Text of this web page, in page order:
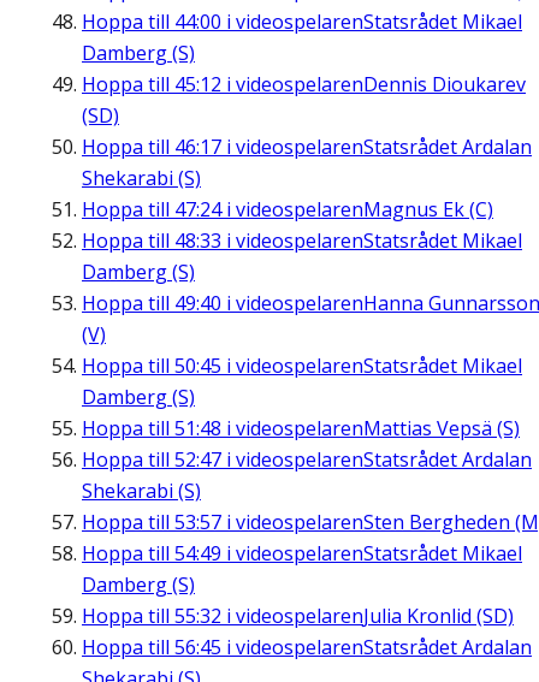
Hoppa till 44:00 i videospelarenStatsrådet Mikael
Damberg (S)
Hoppa till 45:12 i videospelarenDennis Dioukarev
(SD)
Hoppa till 46:17 i videospelarenStatsrådet Ardalan
Shekarabi (S)
Hoppa till 47:24i videospelarenMagnus Ek (C)
Hoppa till 48:33 i videospelarenStatsrådet Mikael
Damberg (S)
Hoppa till 49:40 i videospelarenHanna Gunnarsson
(V)
Hoppa till 50:45 i videospelarenStatsrådet Mikael
Damberg (S)
Hoppa till 51:48 i videospelarenMattias Vepsä (S)
Hoppa till 52:47 i videospelarenStatsrådet Ardalan
Shekarabi (S)
Hoppa till 53:57 i videospelarenSten Bergheden
Hoppa till 54:49 i videospelarenStatsrådet Mikael
Damberg (S)
Hoppa till 55:32 i videospelarenJulia Kronlid (SD)
Hoppa till 56:45 i videospelarenStatsrådet Ardalan